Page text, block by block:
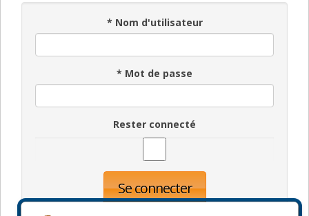
* Nom d'utilisateur
* Mot de passe
Rester connecté
Se connecter